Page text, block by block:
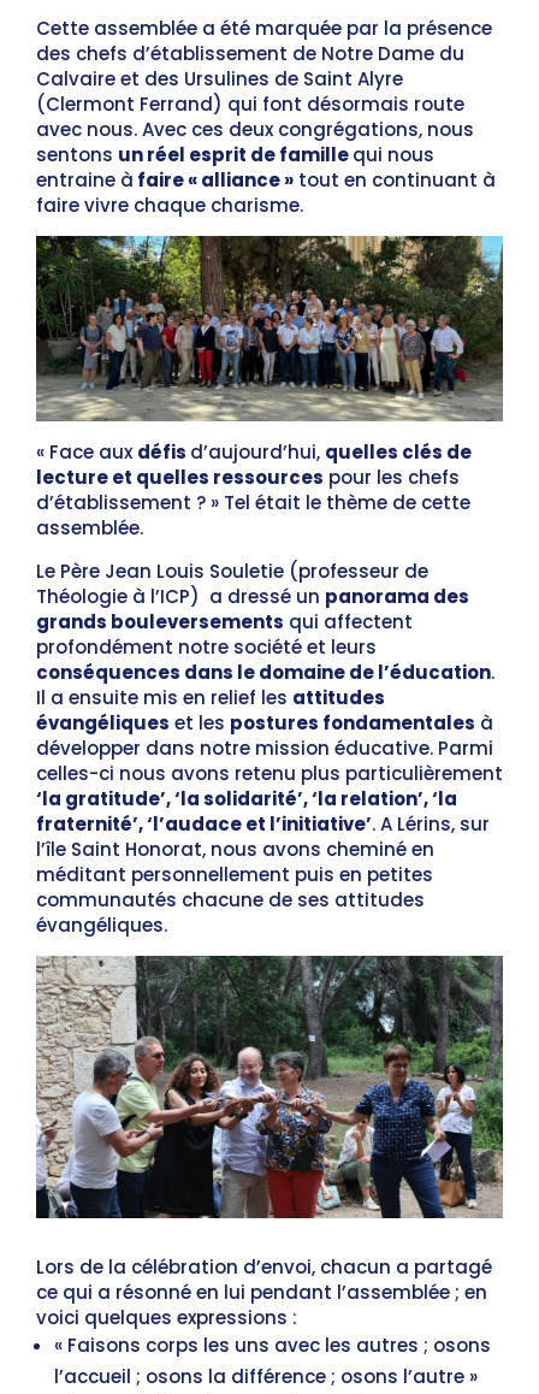
Cette assemblée a été marquée par la présence
des chefs d’établissement de Notre Dame du
Calvaire et des Ursulines de Saint Alyre
(Clermont Ferrand) qui font désormais route
avec nous. Avec ces deux congrégations, nous
sentons un réel esprit de famillequi nous
entraine à faire « alliance » tout en continuant à
faire vivre chaque charisme.
« Face aux défis d’aujourd’hui, quelles clés de
lecture et quelles ressources pour les chefs
d’établissement ? » Tel était le thème de cette
assemblée.
Le Père Jean Louis Souletie (professeur de
Théologie à l’ICP) a dressé un panorama des
grands bouleversements qui affectent
profondément notre société et leurs
conséquences dans le domaine de l’éducation.
Il a ensuite mis en relief les attitudes
évangéliques et les postures fondamentales à
développer dans notre mission éducative. Parmi
celles-ci nous avons retenu plus particulièrement
‘la gratitude’, ‘la solidarité’, ‘la relation’, ‘la
fraternité’, ‘l’audace et l’initiative’. A Lérins, sur
l’île Saint Honorat, nous avons cheminé en
méditant personnellement puis en petites
communautés chacune de ses attitudes
évangéliques.
Lors de la célébration d’envoi, chacun a partagé
ce qui a résonné en lui pendant l’assemblée ; en
voici quelques expressions :
« Faisons corps les uns avec les autres ; osons
l’accueil ; osons la différence ; osons l’autre »